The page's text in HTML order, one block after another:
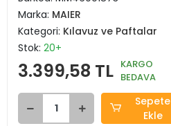
Marka: MAIER
Kategori: Kılavuz ve Paftalar
Stok: 20+
3.399,58 TL KARGO
BEDAVA
Sepete
Ekle